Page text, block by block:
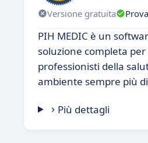
Versione gratuita
PIH MEDIC è un
soluzione completa
professionisti della
ambiente sempre più
Più dettagli